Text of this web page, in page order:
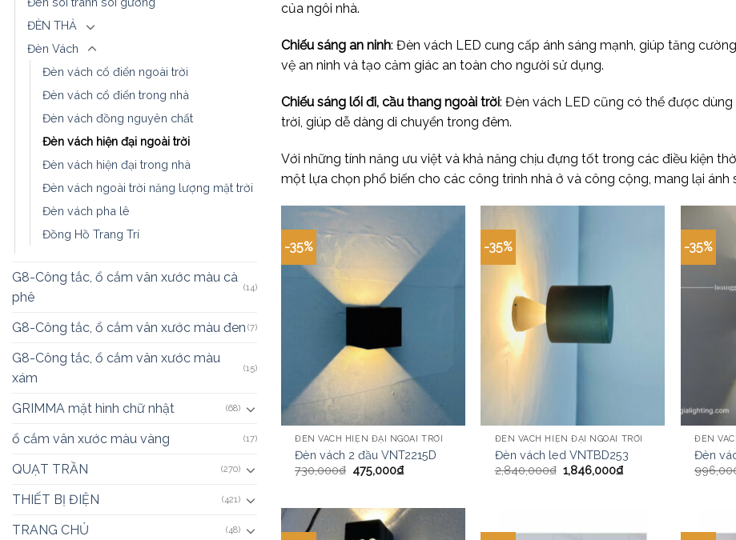
ĐÈN THẢ
Đèn Vách
Đèn vách cổ điển ngoài trời
Đèn vách cổ điển trong nhà
Đèn vách đồng nguyên chất
Đèn vách hiện đại ngoài trời
Đèn vách hiện đại trong nhà
Đèn vách ngoài trời năng lượng mặt trời
Đèn vách pha lê
Đồng Hồ Trang Trí
G8-Công tắc, ổ cắm vân xước màu cà
phê
(14)
G8-Công tắc, ổ cắm vân xước màu đen (7)
G8-Công tắc, ổ cắm vân xước màu
xám
(15)
GRIMMA mặt hình chữ nhật (68)
ổ cắm vân xước màu vàng (17)
QUẠT TRẦN (270)
THIẾT BỊ ĐIỆN (421)
TRANG CHỦ (48)
của ngôi nhà.
Chiếu sáng an ninh: Đèn vách LED cung cấp ánh sáng mạnh, giúp tăng
vệ an ninh và tạo cảm giác an toàn cho người sử dụng.
Chiếu sáng lối đi, cầu thang ngoài trời: Đèn vách LED cũng có thể được dùng
trời, giúp dễ dàng di chuyển trong đêm.
Với những tính năng ưu việt và khả năng chịu đựng tốt trong các điều kiện
một lựa chọn phổ biến cho các công trình nhà ở và công cộng, mang lại ánh
-35%
ĐÈN VÁCH HIỆN ĐẠI NGOÀI TRỜI
Đèn vách 2 đầu VNT2215D
730,000₫ 475,000₫
-35%
ĐÈN VÁCH HIỆN ĐẠI NGOÀI TRỜI
Đèn vách led VNTBD253
2,840,000₫ 1,846,000₫
-35%
ĐÈN
Đèn